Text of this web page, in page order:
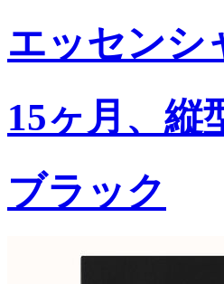
エッセンシ
15ヶ月、縦
ブラック